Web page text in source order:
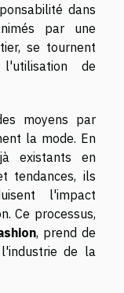
dans
par une
se tournent
de
moyens par
la mode. En
existants en
tendances, ils
l'impact
Ce processus,
, prend de
de la